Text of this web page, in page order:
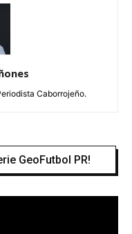
Caborrojeño.
GeoFutbol PR!